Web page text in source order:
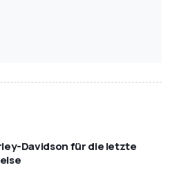
Davidson für die letzte